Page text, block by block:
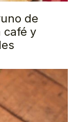
de
café y